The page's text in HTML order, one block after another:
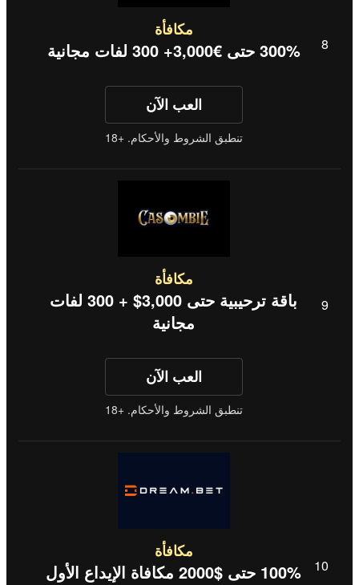
مكافأة
300% حتى €3,000+ 300 لفات مجانية
العب الآن
تنطبق الشروط والأحكام. +18
مكافأة
باقة ترحيبية حتى 3,000$ + 300 لفات
مجانية
العب الآن
تنطبق الشروط والأحكام. +18
مكافأة
100% حتى $2000 مكافاة الإيداع الأول